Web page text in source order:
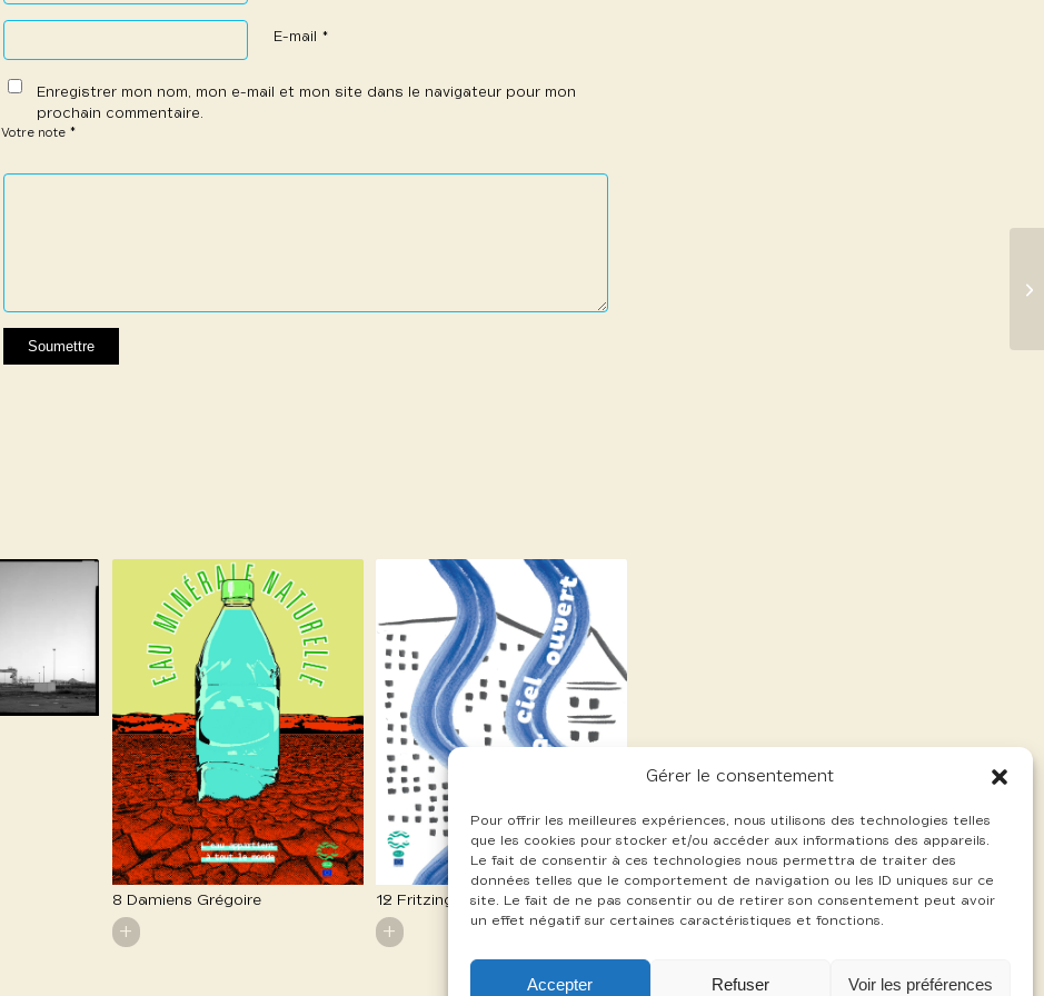
Gérer le consentement
Pour offrir les meilleures expériences, nous utilisons des technologies telles
que les cookies pour stocker et/ou accéder aux informations des appareils.
Le fait de consentir à ces technologies nous permettra de traiter des
données telles que le comportement de navigation ou les ID uniques sur ce
site. Le fait de ne pas consentir ou de retirer son consentement peut avoir
un effet négatif sur certaines caractéristiques et fonctions.
Accepter Refuser Voir les préférences
E-mail *
Enregistrer mon nom, mon e-mail et mon site dans le navigateur pour mon
prochain commentaire.
Votre note *
1 étoile
2 étoiles
3 étoiles
4 étoiles
5 étoiles
8 Damiens Grégoire
+
12 Fritzinger Marion
+